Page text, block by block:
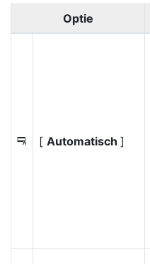
Optie
6 [ Automatisch ]